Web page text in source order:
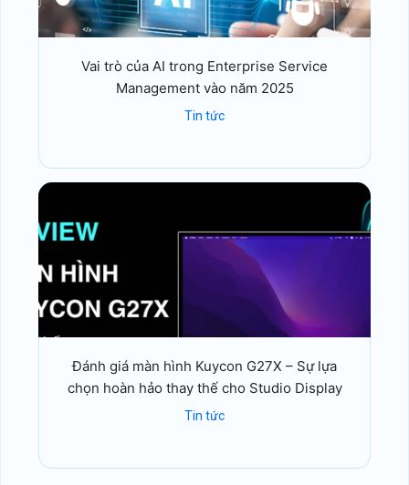
Vai trò của AI trong Enterprise Service
Management vào năm 2025
Tin tức
Đánh giá màn hình Kuycon G27X – Sự lựa
chọn hoàn hảo thay thế cho Studio Display
Tin tức